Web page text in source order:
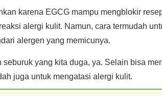
karena EGCG mampu mengblokir
alergi kulit. Namun, cara termudah
alergen yang memicunya.
seburuk yang kita duga, ya. Selain bisa
juga untuk mengatasi alergi kulit.